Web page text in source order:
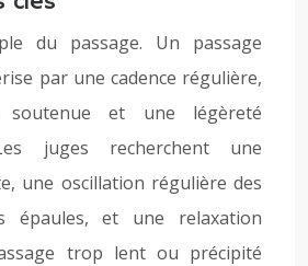
du passage. Un passage
par une cadence régulière,
soutenue et une légèreté
juges recherchent une
une oscillation régulière des
épaules, et une relaxation
trop lent ou précipité